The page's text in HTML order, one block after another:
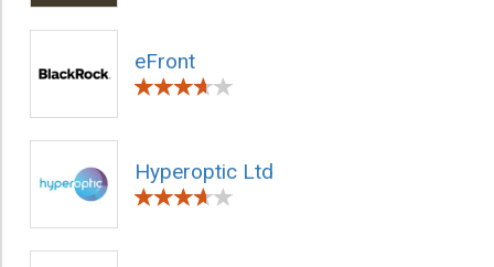
eFront
Hyperoptic Ltd